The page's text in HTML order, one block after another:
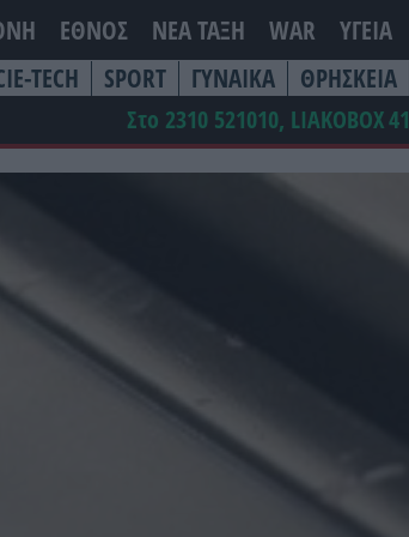
ΕΘΝΟΣ ΝΕΑ ΤΆΞΗ WAR ΥΓΕΙΑ
TECH SPORT ΓΥΝΑΙΚΑ ΘΡΗΣΚΕΙΑ
Στο 2310 521010, LIAKOBOX41